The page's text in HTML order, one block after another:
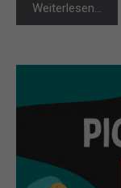
Weiterlesen…